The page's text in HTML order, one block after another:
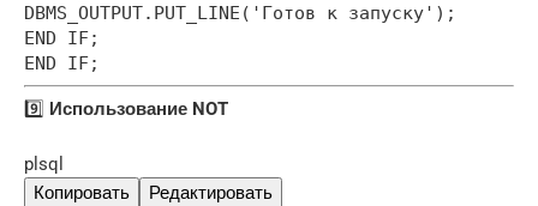
DBMS_OUTPUT.PUT_LINE('Готов к запуску');
END IF;
END IF;
9️⃣ Использование NOT
plsql
Копировать
Редактировать